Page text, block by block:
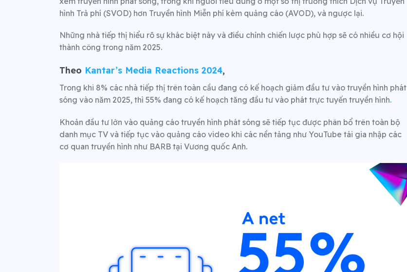
hình Trả phí (SVOD) hơn Truyền hình Miễn phí kèm quảng cáo (AVOD), và ngược lại.
Những nhà tiếp thị hiểu rõ sự khác biệt này và điều chỉnh chiến lược phù hợp sẽ có nhiều cơ hội
thành công trong năm 2025.
Theo Kantar’s Media Reactions 2024,
Trong khi 8% các nhà tiếp thị trên toàn cầu đang có kế hoạch giảm đầu tư vào truyền hình phát
sóng vào năm 2025, thì 55% đang có kế hoạch tăng đầu tư vào phát trực tuyến truyền hình.
Khoản đầu tư lớn vào quảng cáo truyền hình phát sóng sẽ tiếp tục được phân bổ trên toàn bộ
danh mục TV và tiếp tục vào quảng cáo video khi các nền tảng như YouTube tái gia nhập các
cơ quan truyền hình như BARB tại Vương quốc Anh.